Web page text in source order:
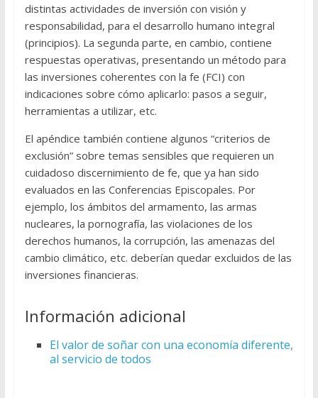
distintas actividades de inversión con visión y
responsabilidad, para el desarrollo humano integral
(principios). La segunda parte, en cambio, contiene
respuestas operativas, presentando un método para
las inversiones coherentes con la fe (FCI) con
indicaciones sobre cómo aplicarlo: pasos a seguir,
herramientas a utilizar, etc.
El apéndice también contiene algunos “criterios de
exclusión” sobre temas sensibles que requieren un
cuidadoso discernimiento de fe, que ya han sido
evaluados en las Conferencias Episcopales. Por
ejemplo, los ámbitos del armamento, las armas
nucleares, la pornografía, las violaciones de los
derechos humanos, la corrupción, las amenazas del
cambio climático, etc. deberían quedar excluidos de las
inversiones financieras.
Información adicional
El valor de soñar con una economía diferente,
al servicio de todos